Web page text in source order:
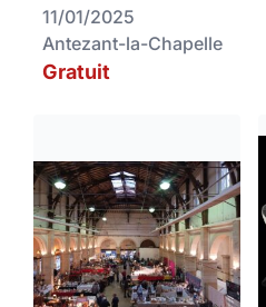
11/01/2025
Antezant-la-Chapelle
Gratuit